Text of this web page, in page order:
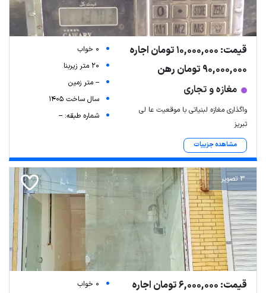
قیمت: 10,000,000 تومان اجاره
90,000,000 تومان رهن
مغازه و تجاری
واگذاری مغازه لبنیاتی با موقعیت عا لی
تبریز
مشاهده جزییات
0 خواب
20 متر زیربنا
-- متر زمین
سال ساخت 1405
شماره طبقه: --
3 تصویر
قیمت: 6,000,000 تومان اجاره
0 خواب